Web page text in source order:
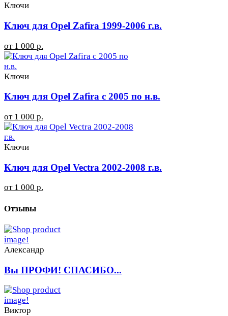
Ключи
Ключ для Opel Zafira 1999-2006 г.в.
от 1 000 р.
Ключи
Ключ для Opel Zafira с 2005 по н.в.
от 1 000 р.
Ключи
Ключ для Opel Vectra 2002-2008 г.в.
от 1 000 р.
Отзывы
Александр
Вы ПРОФИ! СПАСИБО...
Виктор